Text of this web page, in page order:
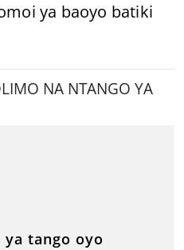
ya baoyo batiki
NA NTANGO YA
ya tango oyo